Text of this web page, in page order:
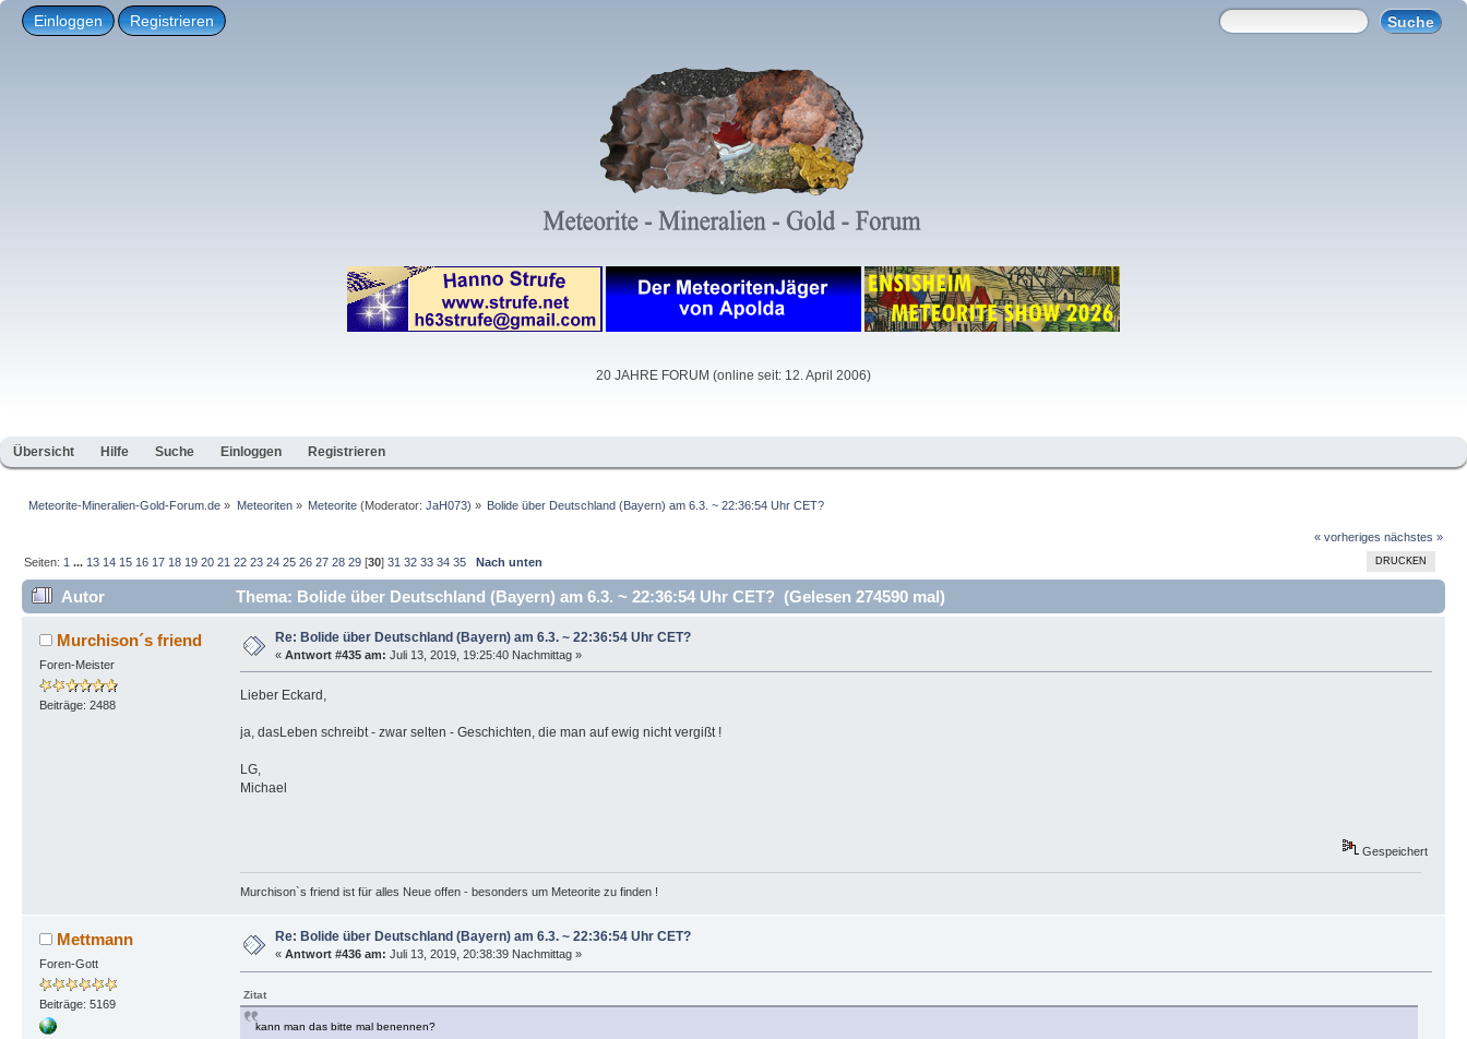
Einloggen Registrieren
20 JAHRE FORUM (online seit: 12. April 2006)
Übersicht Hilfe Suche Einloggen Registrieren
Meteorite-Mineralien-Gold-Forum.de » Meteoriten» Meteorite(Moderator: JaH073) » Bolide über Deutschland (Bayern) am 6.3. ~ 22:36:54 Uhr CET?
« vorheriges nächstes »
DRUCKEN
Seiten: 1 ... 13 14 15 16 17 18 19 20 21 22 23 24 25 26 27 28 29 [30]31 32 33 34 35 Nach unten
Autor Thema: Bolide über Deutschland (Bayern) am 6.3. ~ 22:36:54 Uhr CET? (Gelesen 274590 mal)
Murchison´s friend
Foren-Meister
Beiträge: 2488
Re: Bolide über Deutschland (Bayern) am 6.3. ~ 22:36:54 Uhr CET?
« Antwort #435 am: Juli 13, 2019, 19:25:40 Nachmittag »
Lieber Eckard,
ja, dasLeben schreibt - zwar selten - Geschichten, die man auf ewig nicht vergißt !
LG,
Michael
Gespeichert
Murchison`s friend ist für alles Neue offen - besonders um Meteorite zu finden !
Mettmann
Foren-Gott
Beiträge: 5169
Re: Bolide über Deutschland (Bayern) am 6.3. ~ 22:36:54 Uhr CET?
« Antwort #436 am: Juli 13, 2019, 20:38:39 Nachmittag »
Zitat
kann man das bitte mal benennen?